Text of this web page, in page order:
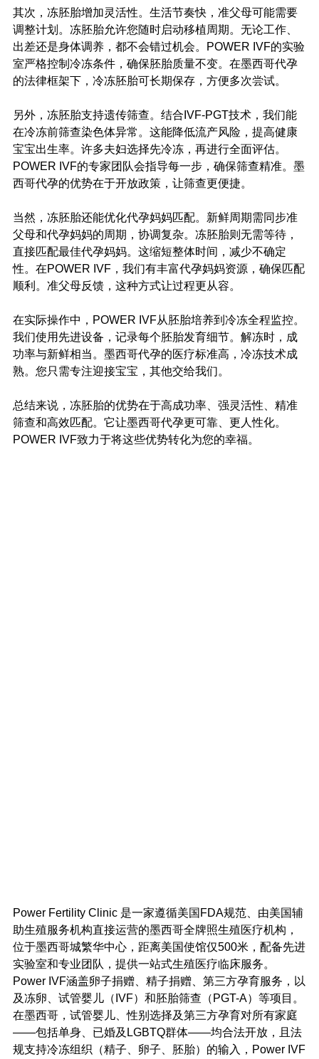
其次，冻胚胎增加灵活性。生活节奏快，准父母可能需要
调整计划。冻胚胎允许您随时启动移植周期。无论工作、
出差还是身体调养，都不会错过机会。POWER IVF的实验
室严格控制冷冻条件，确保胚胎质量不变。在墨西哥代孕
的法律框架下，冷冻胚胎可长期保存，方便多次尝试。
另外，冻胚胎支持遗传筛查。结合IVF-PGT技术，我们能
在冷冻前筛查染色体异常。这能降低流产风险，提高健康
宝宝出生率。许多夫妇选择先冷冻，再进行全面评估。
POWER IVF的专家团队会指导每一步，确保筛查精准。墨
西哥代孕的优势在于开放政策，让筛查更便捷。
当然，冻胚胎还能优化代孕妈妈匹配。新鲜周期需同步准
父母和代孕妈妈的周期，协调复杂。冻胚胎则无需等待，
直接匹配最佳代孕妈妈。这缩短整体时间，减少不确定
性。在POWER IVF，我们有丰富代孕妈妈资源，确保匹配
顺利。准父母反馈，这种方式让过程更从容。
在实际操作中，POWER IVF从胚胎培养到冷冻全程监控。
我们使用先进设备，记录每个胚胎发育细节。解冻时，成
功率与新鲜相当。墨西哥代孕的医疗标准高，冷冻技术成
熟。您只需专注迎接宝宝，其他交给我们。
总结来说，冻胚胎的优势在于高成功率、强灵活性、精准
筛查和高效匹配。它让墨西哥代孕更可靠、更人性化。
POWER IVF致力于将这些优势转化为您的幸福。
Power Fertility Clinic 是一家遵循美国FDA规范、由美国辅
助生殖服务机构直接运营的墨西哥全牌照生殖医疗机构，
位于墨西哥城繁华中心，距离美国使馆仅500米，配备先进
实验室和专业团队，提供一站式生殖医疗临床服务。
Power IVF涵盖卵子捐赠、精子捐赠、第三方孕育服务，以
及冻卵、试管婴儿（IVF）和胚胎筛查（PGT-A）等项目。
在墨西哥，试管婴儿、性别选择及第三方孕育对所有家庭
——包括单身、已婚及LGBTQ群体——均合法开放，且法
规支持冷冻组织（精子、卵子、胚胎）的输入，Power IVF